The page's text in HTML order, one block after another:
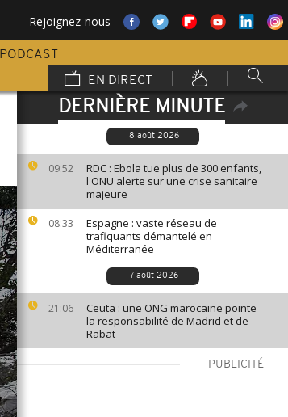
Rejoignez-nous
PODCAST
EN DIRECT
DERNIÈRE MINUTE
8 août 2026
09:52
RDC : Ebola tue plus de 300 enfants,
l'ONU alerte sur une crise sanitaire
majeure
08:33
Espagne : vaste réseau de
trafiquants démantelé en
Méditerranée
7 août 2026
21:06
Ceuta : une ONG marocaine pointe
la responsabilité de Madrid et de
Rabat
PUBLICITÉ